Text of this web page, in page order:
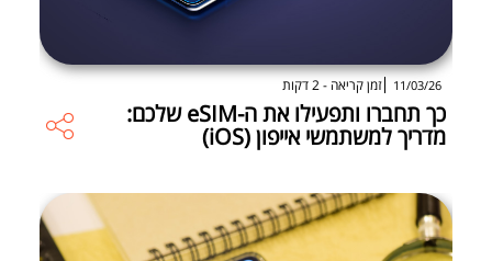
11/03/26 זמן קריאה - 2 דקות
כך תחברו ותפעילו את ה-eSIM שלכם:
מדריך למשתמשי אייפון (iOS)